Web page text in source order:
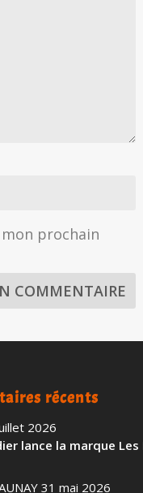
prochain
récents
2026
lance la marque Les
31 mai 2026